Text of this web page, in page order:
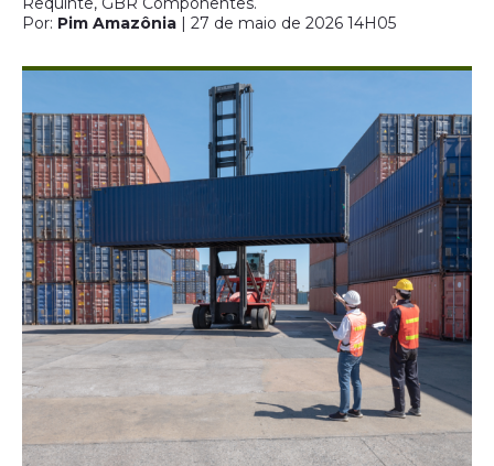
Por: Pim Amazônia | 27 de maio de 2026 14H05